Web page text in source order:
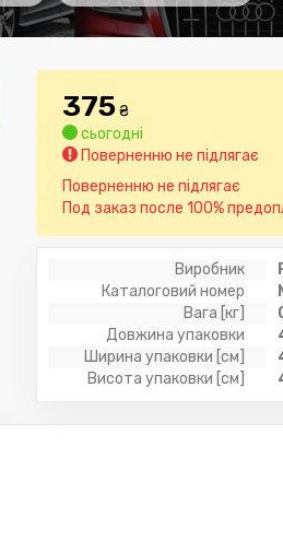
375₴
сьогодні
Поверненню не підлягає
Поверненню не підлягає
Под заказ после 100%
Виробник
Каталоговий номер
Вага [кг]
Довжина упаковки
Ширина упаковки [см]
Висота упаковки [см]